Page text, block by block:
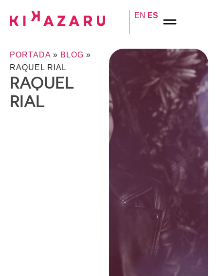
EN ES
PORTADA » BLOG »
RAQUEL RIAL
RAQUEL
RIAL